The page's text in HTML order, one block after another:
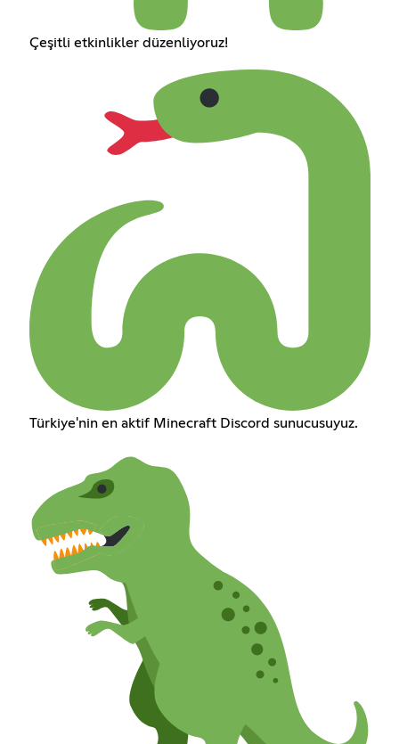
Çeşitli etkinlikler düzenliyoruz!
Türkiye'nin en aktif Minecraft Discord sunucusuyuz.